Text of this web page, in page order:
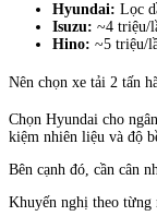
Hyundai: Lọc
Isuzu: ~4 triệu/
Hino: ~5 triệu/
Nên chọn xe tải 2 tấn
Chọn Hyundai cho
kiệm nhiên liệu và độ
Bên cạnh đó, cần cân
Khuyến nghị theo từng